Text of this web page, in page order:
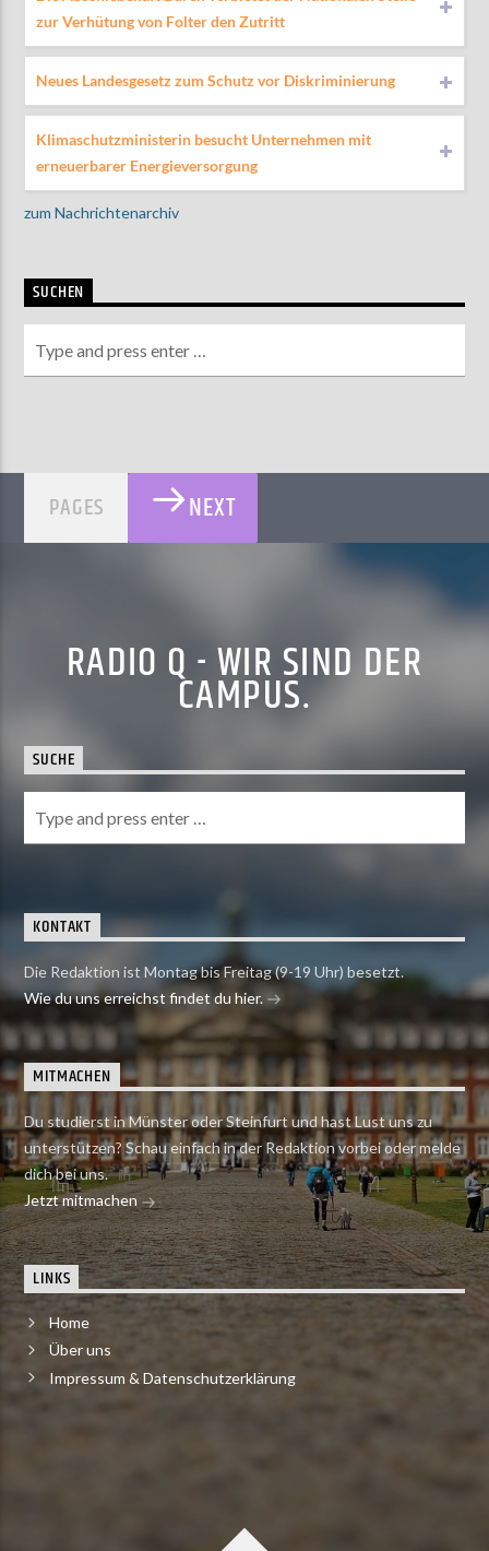
zur Verhütung von Folter den Zutritt
Neues Landesgesetz zum Schutz vor Diskriminierung
Klimaschutzministerin besucht Unternehmen mit
erneuerbarer Energieversorgung
zum Nachrichtenarchiv
SUCHEN
PAGES NEXT
RADIO Q - WIR SIND DER
CAMPUS.
SUCHE
KONTAKT
Die Redaktion ist Montag bis Freitag (9-19 Uhr) besetzt.
Wie du uns erreichst findet du hier.
MITMACHEN
Du studierst in Münster oder Steinfurt und hast Lust uns zu
unterstützen? Schau einfach in der Redaktion vorbei oder melde
dich bei uns.
Jetzt mitmachen
LINKS
Home
Über uns
Impressum & Datenschutzerklärung